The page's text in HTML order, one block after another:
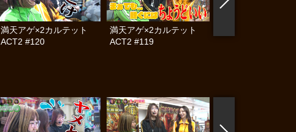
満天アゲ×2カルテット
ACT2 #120
満天アゲ×2カルテット
ACT2 #119